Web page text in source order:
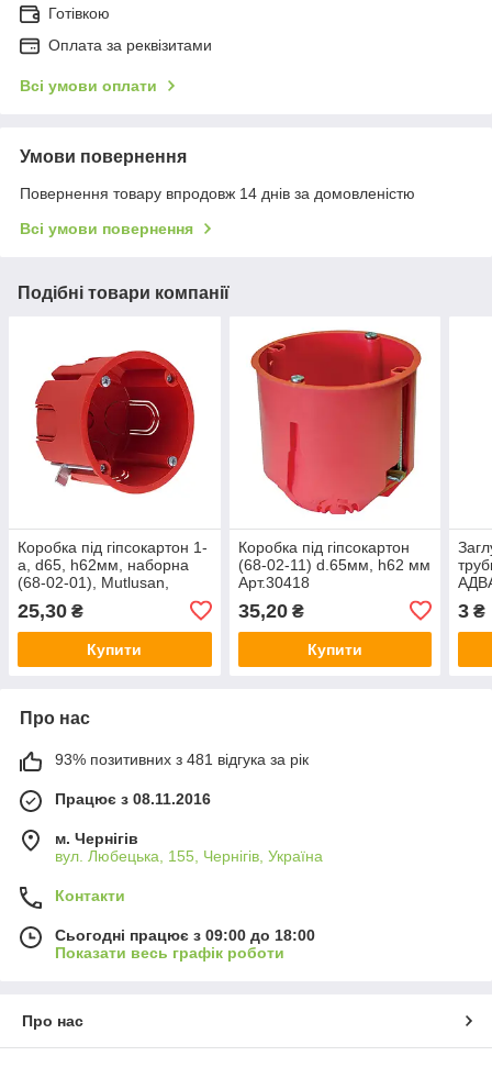
Готівкою
Оплата за реквізитами
Всі умови оплати
Умови повернення
Повернення товару впродовж 14 днів за домовленістю
Всі умови повернення
Подібні товари компанії
Коробка під гіпсокартон 1-
а, d65, h62мм, наборна
(68-02-01), Mutlusan,
25,30 ₴
Купити
Коробка під гіпсокартон
(68-02-11) d.65мм, h62 мм
Арт.30418
35,20₴
Купити
3 ₴
Про нас
93% позитивних з 481 відгука за рік
Працює з 08.11.2016
м. Чернігів
вул. Любецька, 155, Чернігів, Україна
Контакти
Сьогодні працює з 09:00 до 18:00
Показати весь графік роботи
Про нас